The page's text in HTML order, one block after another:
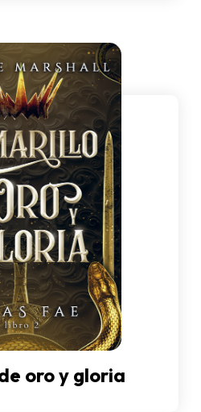
oro y gloria